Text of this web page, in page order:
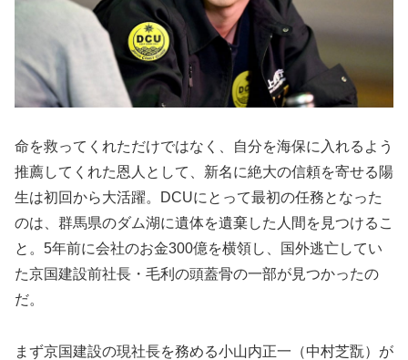
命を救ってくれただけではなく、自分を海保に入れるよう
推薦してくれた恩人として、新名に絶大の信頼を寄せる陽
生は初回から大活躍。DCUにとって最初の任務となった
のは、群馬県のダム湖に遺体を遺棄した人間を見つけるこ
と。5年前に会社のお金300億を横領し、国外逃亡してい
た京国建設前社長・毛利の頭蓋骨の一部が見つかったの
だ。
まず京国建設の現社長を務める小山内正一（中村芝翫）が